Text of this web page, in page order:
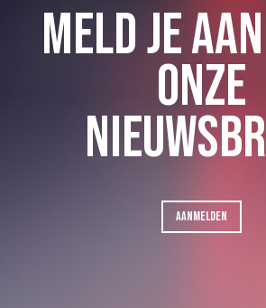
MELD JE
ONZE
AANMELDEN